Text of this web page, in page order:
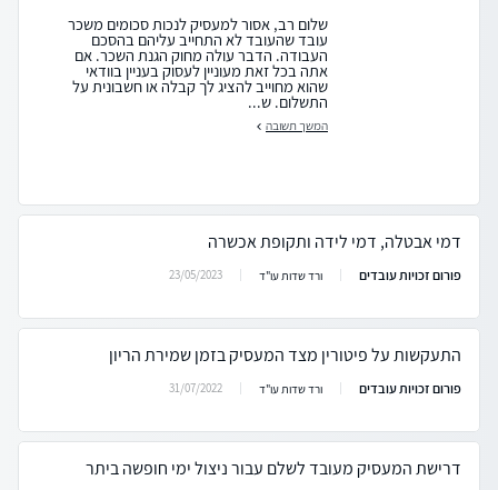
שלום רב, אסור למעסיק לנכות סכומים משכר
עובד שהעובד לא התחייב עליהם בהסכם
העבודה. הדבר עולה מחוק הגנת השכר. אם
אתה בכל זאת מעוניין לעסוק בעניין בוודאי
שהוא מחוייב להציג לך קבלה או חשבונית על
התשלום. ש...
המשך תשובה
דמי אבטלה, דמי לידה ותקופת אכשרה
פורום זכויות עובדים ורד שדות עו"ד 23/05/2023
התעקשות על פיטורין מצד המעסיק בזמן שמירת הריון
פורום זכויות עובדים ורד שדות עו"ד 31/07/2022
דרישת המעסיק מעובד לשלם עבור ניצול ימי חופשה ביתר